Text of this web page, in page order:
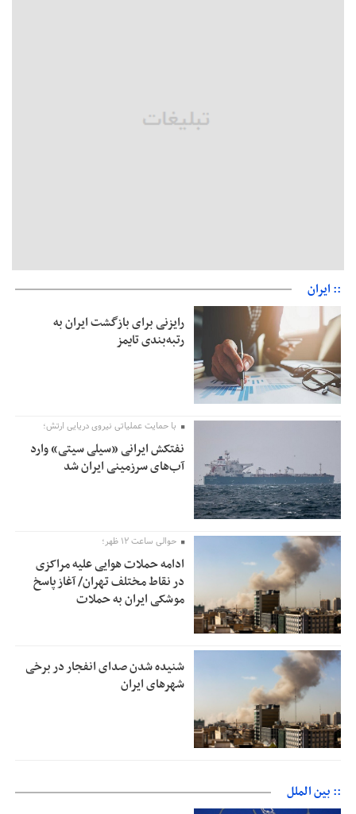
مهاجرانی: کشور با همبستگی ملی از دشواری‌های جنگ گذر کرد
:: ایران
رایزنی برای بازگشت ایران به
رتبه‌بندی تایمز
با حمایت عملیاتی نیروی دریایی ارتش؛
نفتکش ایرانی «سیلی سیتی» وارد
آب‌های سرزمینی ایران شد
حوالی ساعت ۱۲ ظهر؛
ادامه حملات هوایی علیه مراکزی
در نقاط مختلف تهران/ آغاز پاسخ
موشکی ایران به حملات
شنیده شدن صدای انفجار در برخی
شهرهای ایران
:: بین الملل